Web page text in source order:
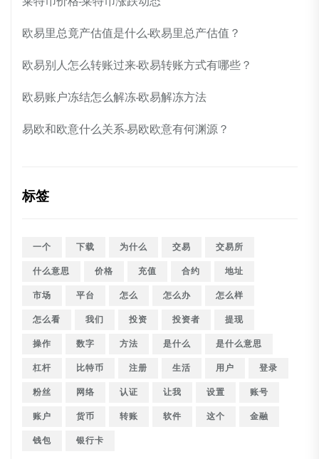
欧易里总竟产估值是什么-欧易里总产估值？
欧易别人怎么转账过来-欧易转账方式有哪些？
欧易账户冻结怎么解冻-欧易解冻方法
易欧和欧意什么关系-易欧欧意有何渊源？
标签
一个 下载 为什么 交易
交易所
什么意思
价格 充值 合约
地址
市场
平台 怎么 怎么办
怎么样
怎么看
我们 投资 投资者
提现
操作
数字 方法 是什么
是什么意思
杠杆
比特币 注册 生活 用户
登录
粉丝
网络 认证 让我 设置
账号
账户
货币 转账 软件 这个
金融
钱包
银行卡